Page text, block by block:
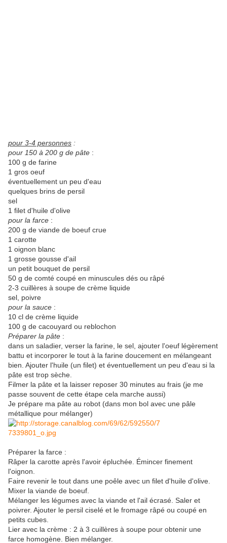
pour 3-4 personnes :
pour 150 à 200 g de pâte :
100 g de farine
1 gros oeuf
éventuellement un peu d'eau
quelques brins de persil
sel
1 filet d'huile d'olive
pour la farce :
200 g de viande de boeuf crue
1 carotte
1 oignon blanc
1 grosse gousse d'ail
un petit bouquet de persil
50 g de comté coupé en minuscules dés ou râpé
2-3 cuillères à soupe de crème liquide
sel, poivre
pour la sauce :
10 cl de crème liquide
100 g de cacouyard ou reblochon
Préparer la pâte :
dans un saladier, verser la farine, le sel, ajouter l'oeuf légèrement
battu et incorporer le tout à la farine doucement en mélangeant
bien. Ajouter l'huile (un filet) et éventuellement un peu d'eau si la
pâte est trop sèche.
Filmer la pâte et la laisser reposer 30 minutes au frais (je me
passe souvent de cette étape cela marche aussi)
Je prépare ma pâte au robot (dans mon bol avec une pâle
métallique pour mélanger)
Préparer la farce :
Râper la carotte après l'avoir épluchée. Émincer finement
l'oignon.
Faire revenir le tout dans une poêle avec un filet d'huile d'olive.
Mixer la viande de boeuf.
Mélanger les légumes avec la viande et l'ail écrasé. Saler et
poivrer. Ajouter le persil ciselé et le fromage râpé ou coupé en
petits cubes.
Lier avec la crème : 2 à 3 cuillères à soupe pour obtenir une
farce homogène. Bien mélanger.